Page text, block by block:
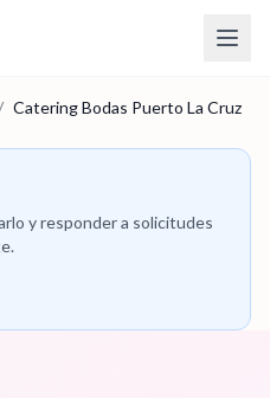
Catering Bodas Puerto La Cruz
y responder a solicitudes